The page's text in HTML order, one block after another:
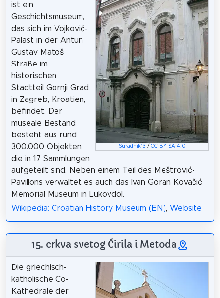
Suradnik13 / CC BY-SA 4.0
ist ein
Geschichtsmuseum,
das sich im Vojković-
Palast in der Antun
Gustav Matoš
Straße im
historischen
Stadtteil Gornji Grad
in Zagreb, Kroatien,
befindet. Der
museale Bestand
besteht aus rund
300.000 Objekten,
die in 17 Sammlungen
aufgeteilt sind. Neben einem Teil des Meštrović-
Pavillons verwaltet es auch das Ivan Goran Kovačić
Memorial Museum in Lukovdol.
Wikipedia: Croatian History Museum (EN), Website
15. crkva svetog Ćirila i Metoda
Die griechisch-
katholische Co-
Kathedrale der